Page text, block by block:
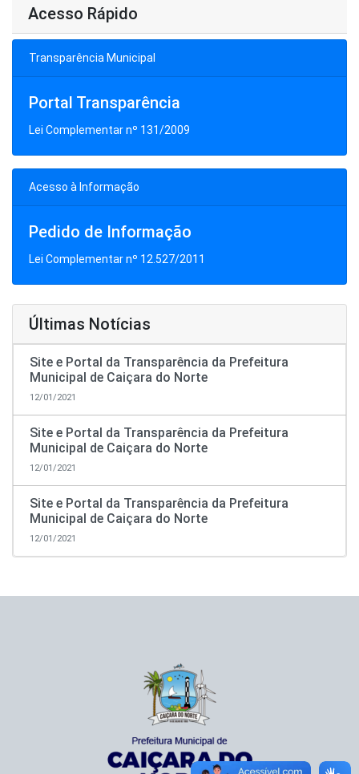
Acesso Rápido
Transparência Municipal
Portal Transparência
Lei Complementar nº 131/2009
Acesso à Informação
Pedido de Informação
Lei Complementar nº 12.527/2011
Últimas Notícias
Site e Portal da Transparência da Prefeitura
Municipal de Caiçara do Norte
12/01/2021
Site e Portal da Transparência da Prefeitura
Municipal de Caiçara do Norte
12/01/2021
Site e Portal da Transparência da Prefeitura
Municipal de Caiçara do Norte
12/01/2021